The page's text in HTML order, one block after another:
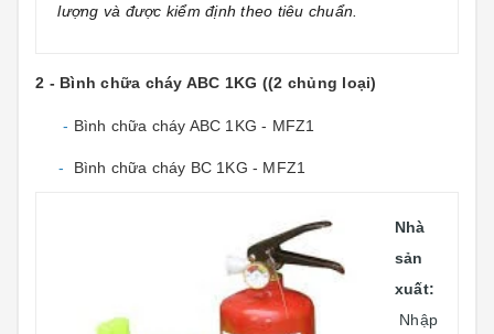
lượng và được kiểm định theo tiêu chuẩn.
2 - Bình chữa cháy ABC 1KG ((2 chủng loại)
- Bình chữa cháy ABC 1KG - MFZ1
- Bình chữa cháy BC 1KG - MFZ1
Nhà
sản
xuất:
Nhập